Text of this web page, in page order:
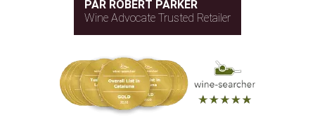
PAR ROBERT PARKER
Wine Advocate Trusted Retailer